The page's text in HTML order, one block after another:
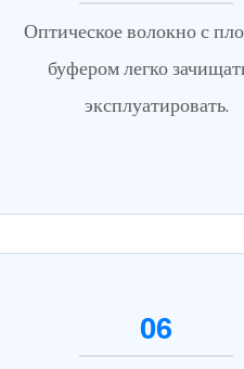
Оптическое волокно с
буфером легко
эксплуатировать.
06